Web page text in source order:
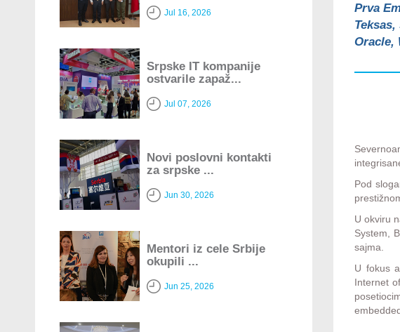
Jul 16, 2026
Srpske IT kompanije
ostvarile zapaž...
Jul 07, 2026
Novi poslovni kontakti
za srpske ...
Jun 30, 2026
Mentori iz cele Srbije
okupili ...
Jun 25, 2026
Prva
Oracle,
Pod
U okviru
System,
sajma.
U fokus
Internet